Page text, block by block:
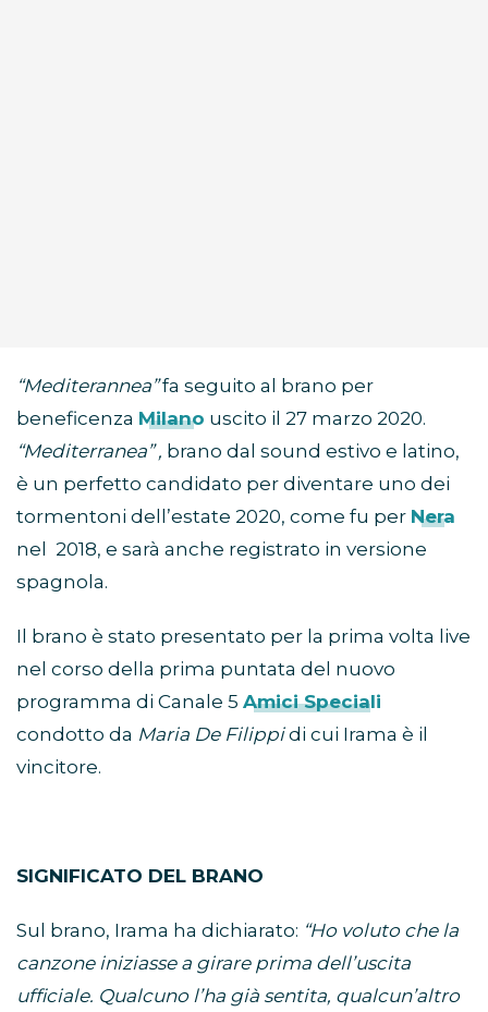
“Mediterannea”fa seguito al brano per
beneficenza Milano uscito il 27 marzo 2020.
“Mediterranea” , brano dal sound estivo e latino,
è un perfetto candidato per diventare uno dei
tormentoni dell’estate 2020, come fu per Nera
nel 2018, e sarà anche registrato in versione
spagnola.
Il brano è stato presentato per la prima volta live
nel corso della prima puntata del nuovo
programma di Canale 5 Amici Speciali
condotto da Maria De Filippidi cui Irama è il
vincitore.
SIGNIFICATO DEL BRANO
Sul brano, Irama ha dichiarato: “Ho voluto che la
canzone iniziasse a girare prima dell’uscita
ufficiale. Qualcuno l’ha già sentita, qualcun’altro